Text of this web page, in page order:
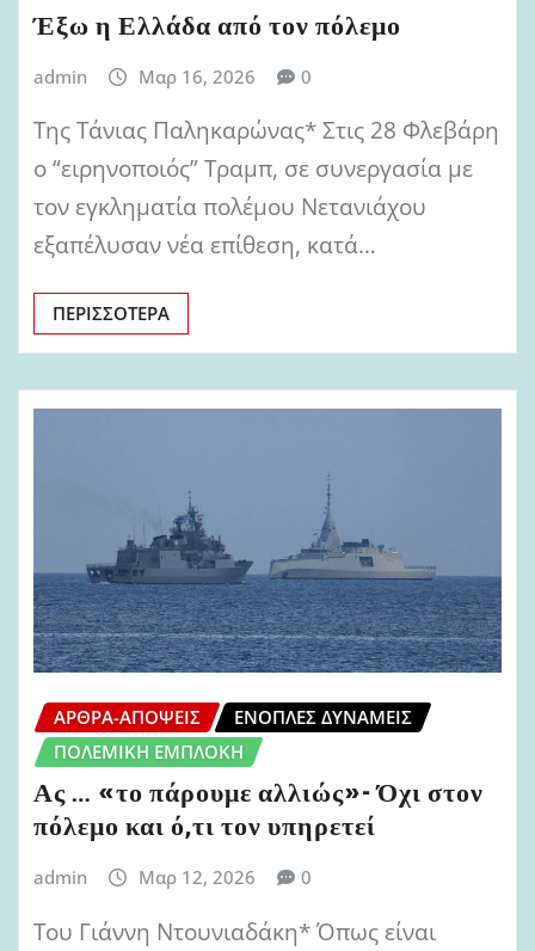
Έξω η Ελλάδα από τον πόλεμο
admin Μαρ 16, 2026 0
Της Τάνιας Παληκαρώνας* Στις 28 Φλεβάρη
ο “ειρηνοποιός” Τραμπ, σε συνεργασία με
τον εγκληματία πολέμου Νετανιάχου
εξαπέλυσαν νέα επίθεση, κατά…
ΠΕΡΙΣΣΌΤΕΡΑ
ΆΡΘΡΑ-ΑΠΌΨΕΙΣ
ΈΝΟΠΛΕΣ ΔΥΝΆΜΕΙΣ
ΠΟΛΕΜΙΚΉ ΕΜΠΛΟΚΉ
Ας … «το πάρουμε αλλιώς»- Όχι στον
πόλεμο και ό,τι τον υπηρετεί
admin Μαρ 12, 2026 0
Του Γιάννη Ντουνιαδάκη* Όπως είναι